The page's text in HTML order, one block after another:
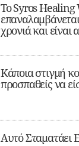
Το Syros Healing
χρονιά και
Κάποια στιγμή
προσπαθείς να
Αυτό Σταματάει